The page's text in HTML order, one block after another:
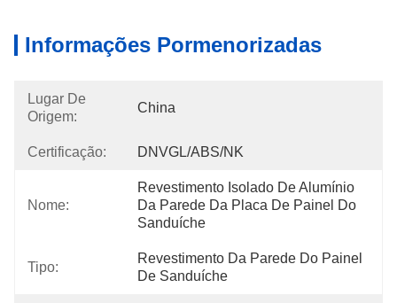
Informações Pormenorizadas
Lugar De
Origem:
China
Certificação: DNVGL/ABS/NK
Nome:
Revestimento Isolado De Alumínio
Da Parede Da Placa De Painel Do
Sanduíche
Tipo:
Revestimento Da Parede Do Painel
De Sanduíche